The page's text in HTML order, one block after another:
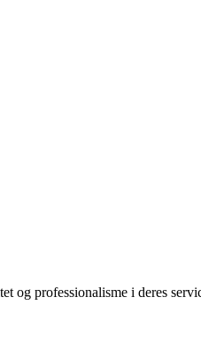
og professionalisme i deres